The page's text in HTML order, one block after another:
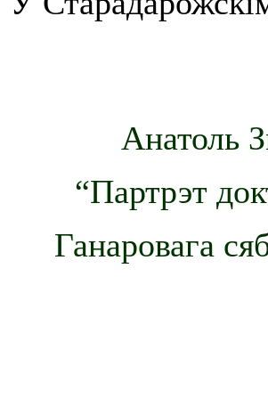
Анатоль
“Партрэт
Ганаровага